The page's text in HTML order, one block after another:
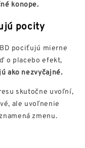
konope.
pocity
pociťujú mierne
o placebo efekt,
ako nezvyčajné.
skutočne uvoľní,
ale uvoľnenie
zmenu.